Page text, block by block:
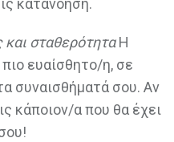
και σταθερότηταΗ
ευαίσθητο/η, σε
συναισθήματά σου. Αν
κάποιον/α που θα έχει